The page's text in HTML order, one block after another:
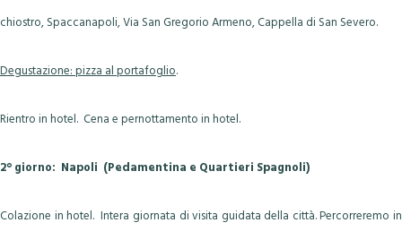
chiostro, Spaccanapoli, Via San Gregorio Armeno, Cappella di San Severo.
Degustazione: pizza al portafoglio.
Rientro in hotel. Cena e pernottamento in hotel.
2° giorno: Napoli (Pedamentina e Quartieri Spagnoli)
Colazione in hotel. Intera giornata di visita guidata della città. Percorreremo in